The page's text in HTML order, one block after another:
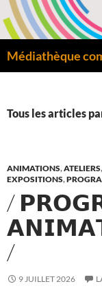
Aller
au
contenu
Tous les articles
ANIMATIONS,ATELIERS,
EXPOSITIONS,
/
/
9 JUILLET 2026